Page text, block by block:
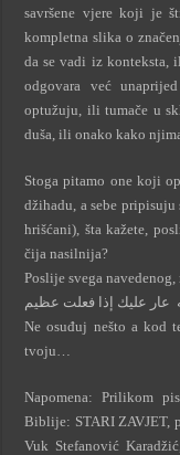
savršene vjere koji je
kompletna slika o
da se vadi iz konteksta,
odgovara već
optužuju, ili tumače u
duša, ili onako kako
Stoga pitamo one koji
džihadu, a sebe
hrišćani), šta kažete,
čija nasilnija?
Poslije svega
عار عليك إذا فعلت عظيم
Ne osuđuj nešto a kod
tvoju…
Napomena: Prilikom
Biblije: STARI ZAVJET,
Vuk Stefanović